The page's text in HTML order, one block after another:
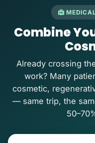
Combine
Already crossing
work? Many
cosmetic,
— same trip, the